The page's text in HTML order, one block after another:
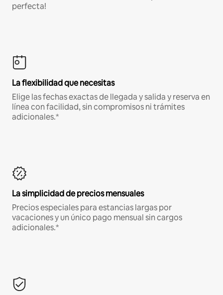
perfecta!
La flexibilidad que necesitas
Elige las fechas exactas de llegada y salida y reserva en
línea con facilidad, sin compromisos ni trámites
adicionales.*
La simplicidad de precios mensuales
Precios especiales para estancias largas por
vacaciones y un único pago mensual sin cargos
adicionales.*